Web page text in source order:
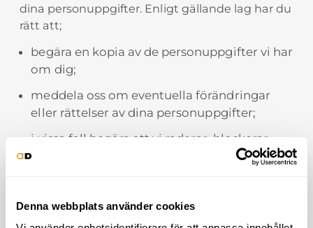
Denna webbplats använder cookies
dina personuppgifter. Enligt gällande lag har du
rätt att;
begära en kopia av de personuppgifter vi har
om dig;
meddela oss om eventuella förändringar
eller rättelser av dina personuppgifter;
i vissa fall begära att vi raderar, blockerar
eller begränsar behandlingen av dina
i vissa fall begära att vi överför de